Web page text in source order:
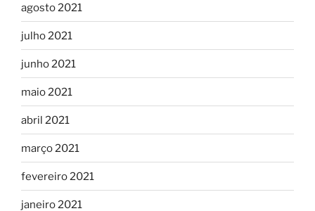
agosto 2021
julho 2021
junho 2021
maio 2021
abril 2021
março 2021
fevereiro 2021
janeiro 2021